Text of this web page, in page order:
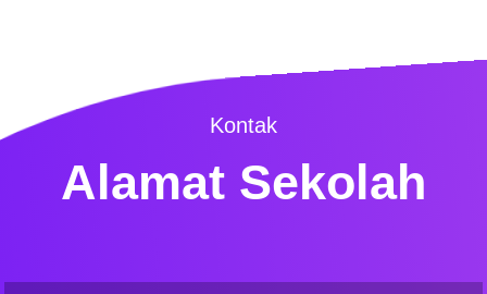
Kontak
Alamat Sekolah